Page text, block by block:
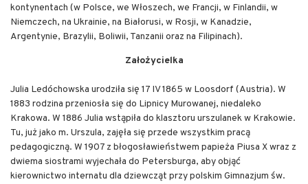
kontynentach (w Polsce, we Włoszech, we Francji, w Finlandii, w
Niemczech, na Ukrainie, na Białorusi, w Rosji, w Kanadzie,
Argentynie, Brazylii, Boliwii, Tanzanii oraz na Filipinach).
Założycielka
Julia Ledóchowska urodziła się 17 IV 1865 w Loosdorf (Austria). W
1883 rodzina przeniosła się do Lipnicy Murowanej, niedaleko
Krakowa. W 1886 Julia wstąpiła do klasztoru urszulanek w Krakowie.
Tu, już jako m. Urszula, zajęła się przede wszystkim pracą
pedagogiczną. W 1907 z błogosławieństwem papieża Piusa X wraz z
dwiema siostrami wyjechała do Petersburga, aby objąć
kierownictwo internatu dla dziewcząt przy polskim Gimnazjum św.